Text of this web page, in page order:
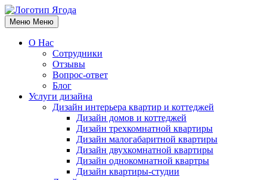
Меню Меню
О Нас
Сотрудники
Отзывы
Вопрос-ответ
Блог
Услуги дизайна
Дизайн интерьера квартир и коттеджей
Дизайн домов и коттеджей
Дизайн трехкомнатной квартиры
Дизайн малогабаритной квартиры
Дизайн двухкомнатной квартиры
Дизайн однокомнатной квартры
Дизайн квартиры-студии